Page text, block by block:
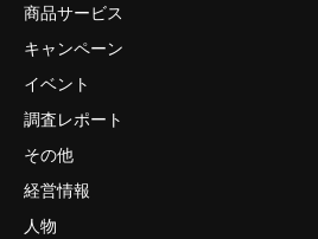
商品サービス
キャンペーン
イベント
調査レポート
その他
経営情報
人物